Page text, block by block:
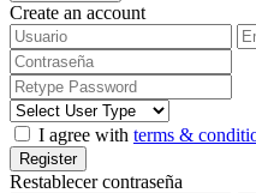
Create an account
I agree with terms &
Register
Restablecer contraseña